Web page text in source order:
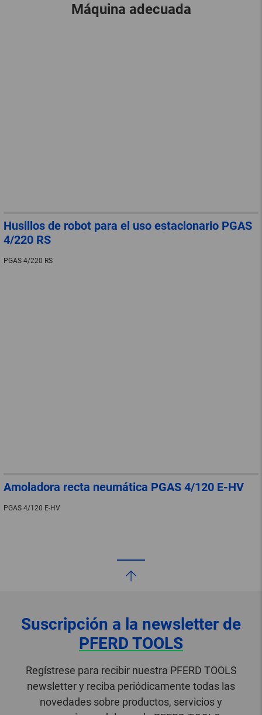
Máquina adecuada
Husillos de robot para el uso estacionario PGAS
4/220 RS
PGAS 4/220 RS
Amoladora recta neumática PGAS 4/120 E-HV
PGAS 4/120 E-HV
Suscripción a la newsletter de
PFERD TOOLS
Regístrese para recibir nuestra PFERD TOOLS
newsletter y reciba periódicamente todas las
novedades sobre productos, servicios y